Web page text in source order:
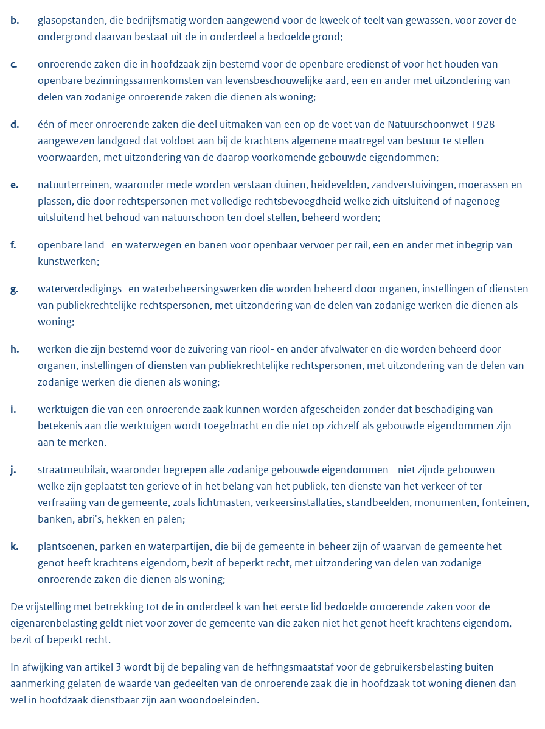
b.
glasopstanden, die bedrijfsmatig worden aangewend voor de kweek of teelt van gewassen, voor zover de
ondergrond daarvan bestaat uit de in onderdeel a bedoelde grond;
c.
onroerende zaken die in hoofdzaak zijn bestemd voor de openbare eredienst of voor het houden van
openbare bezinningssamenkomsten van levensbeschouwelijke aard, een en ander met uitzondering van
delen van zodanige onroerende zaken die dienen als woning;
d.
één of meer onroerende zaken die deel uitmaken van een op de voet van de Natuurschoonwet 1928
aangewezen landgoed dat voldoet aan bij de krachtens algemene maatregel van bestuur te stellen
voorwaarden, met uitzondering van de daarop voorkomende gebouwde eigendommen;
e.
natuurterreinen, waaronder mede worden verstaan duinen, heidevelden, zandverstuivingen, moerassen en
plassen, die door rechtspersonen met volledige rechtsbevoegdheid welke zich uitsluitend of nagenoeg
uitsluitend het behoud van natuurschoon ten doel stellen, beheerd worden;
f.
openbare land- en waterwegen en banen voor openbaar vervoer per rail, een en ander met inbegrip van
kunstwerken;
g.
waterverdedigings- en waterbeheersingswerken die worden beheerd door organen, instellingen of diensten
van publiekrechtelijke rechtspersonen, met uitzondering van de delen van zodanige werken die dienen als
woning;
h.
werken die zijn bestemd voor de zuivering van riool- en ander afvalwater en die worden beheerd door
organen, instellingen of diensten van publiekrechtelijke rechtspersonen, met uitzondering van de delen van
zodanige werken die dienen als woning;
i.
werktuigen die van een onroerende zaak kunnen worden afgescheiden zonder dat beschadiging van
betekenis aan die werktuigen wordt toegebracht en die niet op zichzelf als gebouwde eigendommen zijn
aan te merken.
j.
straatmeubilair, waaronder begrepen alle zodanige gebouwde eigendommen - niet zijnde gebouwen -
welke zijn geplaatst ten gerieve of in het belang van het publiek, ten dienste van het verkeer of ter
verfraaiing van de gemeente, zoals lichtmasten, verkeersinstallaties, standbeelden, monumenten, fonteinen,
banken, abri's, hekken en palen;
k.
plantsoenen, parken en waterpartijen, die bij de gemeente in beheer zijn of waarvan de gemeente het
genot heeft krachtens eigendom, bezit of beperkt recht, met uitzondering van delen van zodanige
onroerende zaken die dienen als woning;
De vrijstelling met betrekking tot de in onderdeel k van het eerste lid bedoelde onroerende zaken voor de
eigenarenbelasting geldt niet voor zover de gemeente van die zaken niet het genot heeft krachtens eigendom,
bezit of beperkt recht.
In afwijking van artikel 3 wordt bij de bepaling van de heffingsmaatstaf voor de gebruikersbelasting buiten
aanmerking gelaten de waarde van gedeelten van de onroerende zaak die in hoofdzaak tot woning dienen dan
wel in hoofdzaak dienstbaar zijn aan woondoeleinden.